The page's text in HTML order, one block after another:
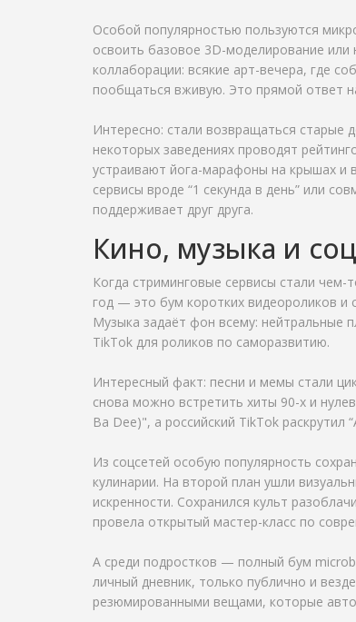
Особой популярностью пользуются
освоить базовое 3D-моделирование
коллаборации: всякие арт-вечера, где
пообщаться вживую. Это прямой ответ
Интересно: стали возвращаться
некоторых заведениях проводят
устраивают йога-марафоны на крышах и
сервисы вроде “1 секунда в день” или
поддерживает друг друга.
Кино, музыка и
Когда стриминговые сервисы стали
год — это бум коротких видеороликов и
Музыка задаёт фон всему: нейтральные
TikTok для роликов по саморазвитию.
Интересный факт: песни и мемы стали
снова можно встретить хиты 90-х и
Ba Dee)", а российский TikTok раскрутил
Из соцсетей особую популярность
кулинарии. На второй план ушли
искренности. Сохранился культ
провела открытый мастер-класс по
А среди подростков — полный бум
личный дневник, только публично и
резюмированными вещами, которые